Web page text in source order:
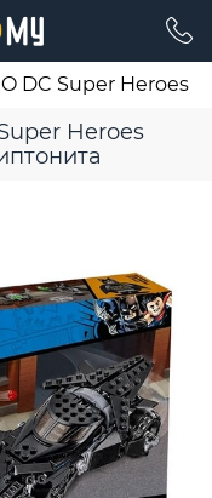
DC Super Heroes
Heroes